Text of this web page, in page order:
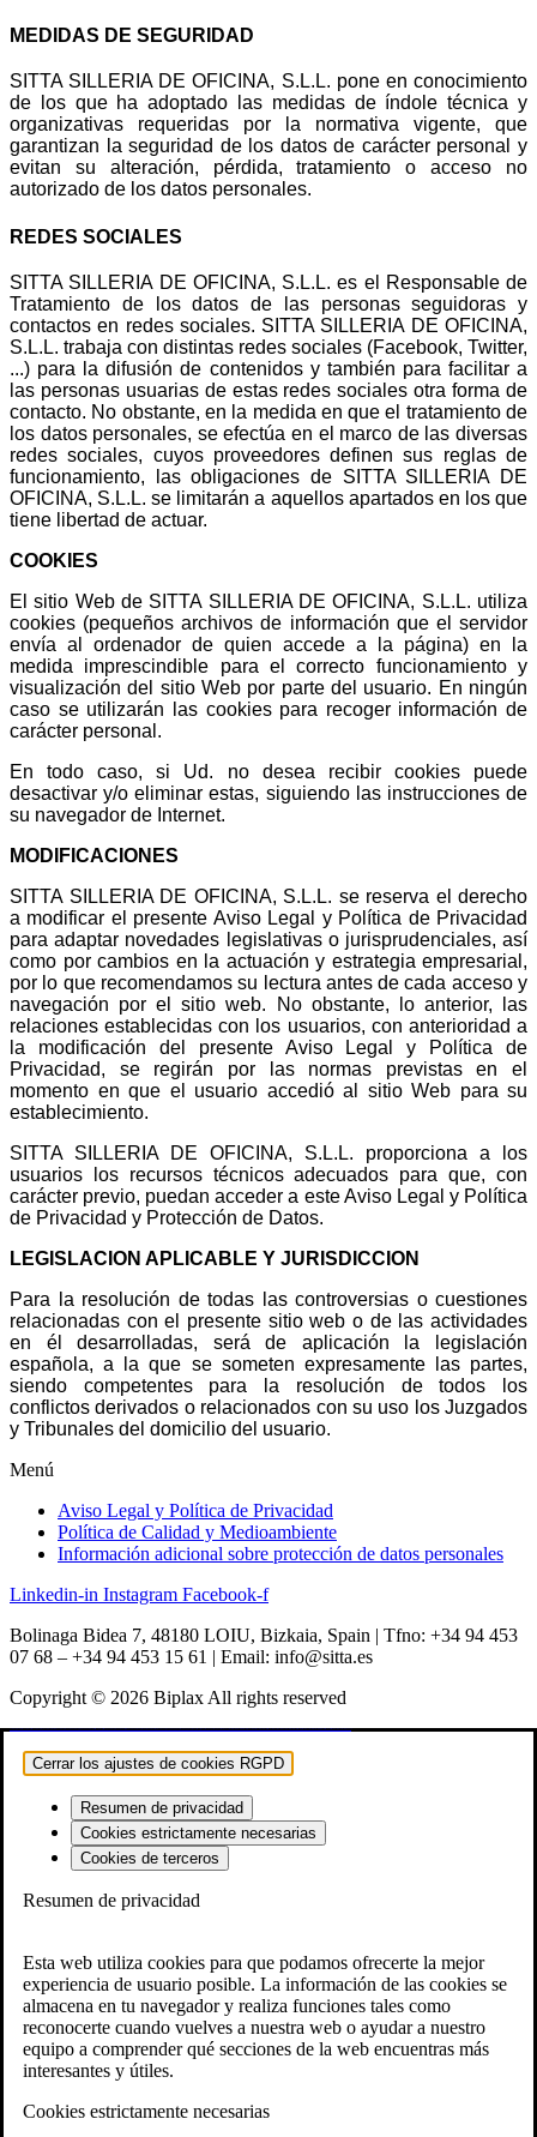
MEDIDAS DE SEGURIDAD
SITTA SILLERIA DE OFICINA, S.L.L. pone en conocimiento
de los que ha adoptado las medidas de índole técnica y
organizativas requeridas por la normativa vigente, que
garantizan la seguridad de los datos de carácter personal y
evitan su alteración, pérdida, tratamiento o acceso no
autorizado de los datos personales.
REDES SOCIALES
SITTA SILLERIA DE OFICINA, S.L.L. es el Responsable de
Tratamiento de los datos de las personas seguidoras y
contactos en redes sociales. SITTA SILLERIA DE OFICINA,
S.L.L. trabaja con distintas redes sociales (Facebook, Twitter,
...) para la difusión de contenidos y también para facilitar a
las personas usuarias de estas redes sociales otra forma de
contacto. No obstante, en la medida en que el tratamiento de
los datos personales, se efectúa en el marco de las diversas
redes sociales, cuyos proveedores definen sus reglas de
funcionamiento, las obligaciones de SITTA SILLERIA DE
OFICINA, S.L.L. se limitarán a aquellos apartados en los que
tiene libertad de actuar.
COOKIES
El sitio Web de SITTA SILLERIA DE OFICINA, S.L.L. utiliza
cookies (pequeños archivos de información que el servidor
envía al ordenador de quien accede a la página) en la
medida imprescindible para el correcto funcionamiento y
visualización del sitio Web por parte del usuario. En ningún
caso se utilizarán las cookies para recoger información de
carácter personal.
En todo caso, si Ud. no desea recibir cookies puede
desactivar y/o eliminar estas, siguiendo las instrucciones de
su navegador de Internet.
MODIFICACIONES
SITTA SILLERIA DE OFICINA, S.L.L. se reserva el derecho
a modificar el presente Aviso Legal y Política de Privacidad
para adaptar novedades legislativas o jurisprudenciales, así
como por cambios en la actuación y estrategia empresarial,
por lo que recomendamos su lectura antes de cada acceso y
navegación por el sitio web. No obstante, lo anterior, las
relaciones establecidas con los usuarios, con anterioridad a
la modificación del presente Aviso Legal y Política de
Privacidad, se regirán por las normas previstas en el
momento en que el usuario accedió al sitio Web para su
establecimiento.
SITTA SILLERIA DE OFICINA, S.L.L. proporciona a los
usuarios los recursos técnicos adecuados para que, con
carácter previo, puedan acceder a este Aviso Legal y Política
de Privacidad y Protección de Datos.
LEGISLACION APLICABLE Y JURISDICCION
Para la resolución de todas las controversias o cuestiones
relacionadas con el presente sitio web o de las actividades
en él desarrolladas, será de aplicación la legislación
española, a la que se someten expresamente las partes,
siendo competentes para la resolución de todos los
conflictos derivados o relacionados con su uso los Juzgados
y Tribunales del domicilio del usuario.
Menú
Aviso Legal y Política de Privacidad
Política de Calidad y Medioambiente
Información adicional sobre protección de datos personales
Linkedin-in Instagram Facebook-f
Bolinaga Bidea 7, 48180 LOIU, Bizkaia, Spain | Tfno: +34 94 453
07 68 – +34 94 453 15 61 | Email: info@sitta.es
Copyright © 2026 Biplax All rights reserved
Cerrar los ajustes de cookies RGPD
Resumen de privacidad
Cookies estrictamente necesarias
Cookies de terceros
Resumen de privacidad
Esta web utiliza cookies para que podamos ofrecerte la mejor
experiencia de usuario posible. La información de las cookies se
almacena en tu navegador y realiza funciones tales como
reconocerte cuando vuelves a nuestra web o ayudar a nuestro
equipo a comprender qué secciones de la web encuentras más
interesantes y útiles.
Cookies estrictamente necesarias